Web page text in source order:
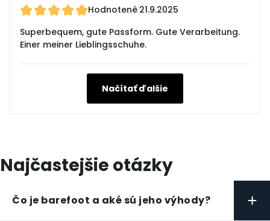
Hodnotené 21.9.2025
Superbequem, gute Passform. Gute Verarbeitung.
Einer meiner Lieblingsschuhe.
Načítať ďalšie
Najčastejšie otázky
Čo je barefoot a aké sú jeho výhody? +